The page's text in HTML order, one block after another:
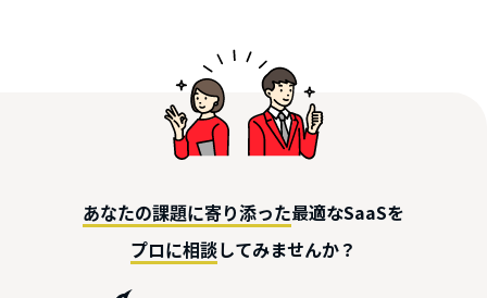
あなたの課題に寄り添った最適なSaaSを
プロに相談してみませんか？